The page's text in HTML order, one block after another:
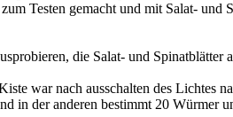
Testen gemacht und mit Salat- und
die Salat- und Spinatblätter
war nach ausschalten des Lichtes
in der anderen bestimmt 20 Würmer